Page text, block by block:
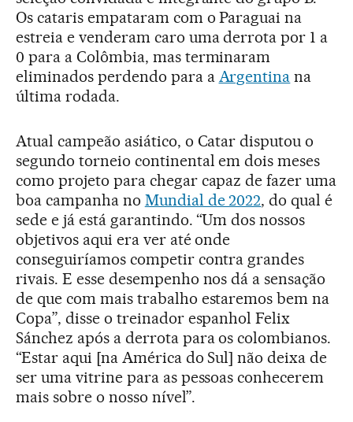
Os cataris empataram com o Paraguai na
estreia e venderam caro uma derrota por 1 a
0 para a Colômbia, mas terminaram
eliminados perdendo para a Argentina na
última rodada.
Atual campeão asiático, o Catar disputou o
segundo torneio continental em dois meses
como projeto para chegar capaz de fazer uma
boa campanha no Mundial de 2022, do qual é
sede e já está garantindo. “Um dos nossos
objetivos aqui era ver até onde
conseguiríamos competir contra grandes
rivais. E esse desempenho nos dá a sensação
de que com mais trabalho estaremos bem na
Copa”, disse o treinador espanhol Felix
Sánchez após a derrota para os colombianos.
“Estar aqui [na América do Sul] não deixa de
ser uma vitrine para as pessoas conhecerem
mais sobre o nosso nível”.